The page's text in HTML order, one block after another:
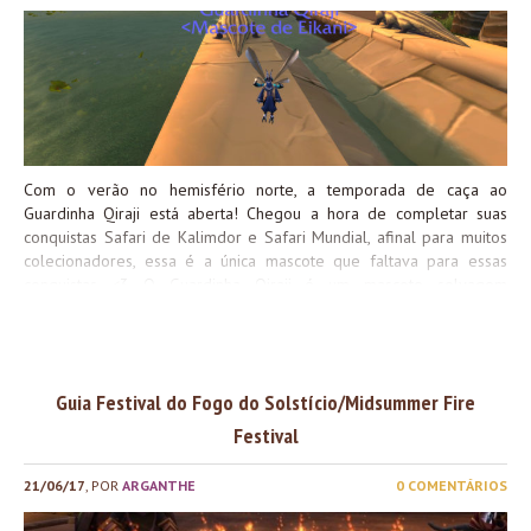
conseguir o Rédeas do Protodraco Violeta da Um ano de luta, um
ano de conquistas. O evento acontece na parte exterior de Cidade
Baixa (ruínas de Lordareon) para a Horda, e em Ventobravo, para a
Aliança. Entre as muitas recompensas desse evento estão
mascotes, equipamento épico,...
Com o verão no hemisfério norte, a temporada de caça ao
Guardinha Qiraji está aberta! Chegou a hora de completar suas
conquistas Safari de Kalimdor e Safari Mundial, afinal para muitos
colecionadores, essa é a única mascote que faltava para essas
jogo até o dia 22 de setembro. Mas porque eu preciso deles
mesmo? Guardinha Qiraj O Guardinha é um ótimo mascote de
batalha humanóide, quase ali do ladinho do amor da vida Ídolo
Anubisath. Além da utilidade em batalha, capturar ele também é
requerimento das conquistas Safari de Kalimdor e Safari mundial.
Para captura-lo, você deve ter um time de mascotes de batalha
Guia Festival do Fogo do Solstício/Midsummer Fire
Festival
21/06/17 , POR ARGANTHE 0 COMENTÁRIOS